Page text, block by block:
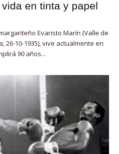
en tinta y papel
Evaristo Marín (Valle de
26-10-1935), vive actualmente en
90 años...